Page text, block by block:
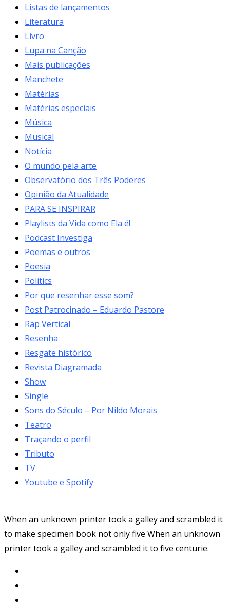
Listas de lançamentos
Literatura
Livro
Lupa na Canção
Mais publicações
Manchete
Matérias
Matérias especiais
Música
Musical
Notícia
O mundo pela arte
Observatório dos Três Poderes
Opinião da Atualidade
PARA SE INSPIRAR
Playlists da Vida como Ela é!
Podcast Investiga
Poemas e outros
Poesia
Politics
Por que resenhar esse som?
Post Patrocinado – Eduardo Pastore
Rap Vertical
Resenha
Resgate histórico
Revista Diagramada
Show
Single
Sons do Século – Por Nildo Morais
Teatro
Traçando o perfil
Tributo
TV
Youtube e Spotify
When an unknown printer took a galley and scrambled it
to make specimen book not only five When an unknown
printer took a galley and scrambled it to five centurie.